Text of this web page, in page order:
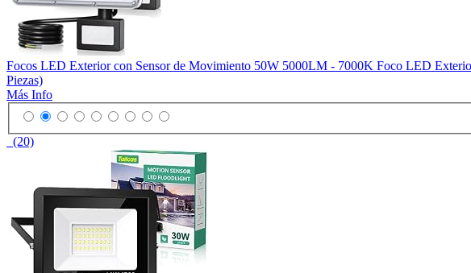
Focos LED Exterior con Sensor de Movimiento 50W 5000LM - 7000K Foco LED
Piezas)
Más Info
(20)